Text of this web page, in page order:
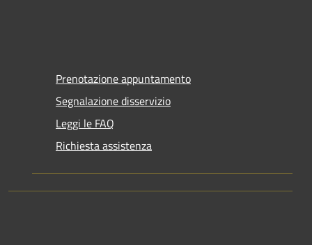
Prenotazione appuntamento
Segnalazione disservizio
Leggi le FAQ
Richiesta assistenza